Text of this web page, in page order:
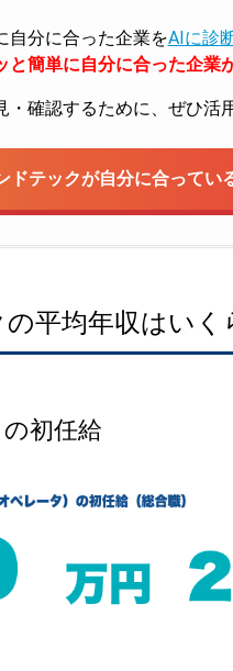
自分に合った企業をAIに診
と簡単に自分に合った企業
確認するために、ぜひ活
ドテックが自分に合ってい
平均年収はいく
初任給